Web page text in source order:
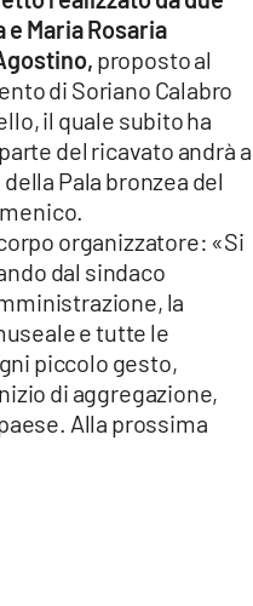
Maria Rosaria
proposto al
di Soriano Calabro
il quale subito ha
del ricavato andrà a
Pala bronzea del
organizzatore: «Si
dal sindaco
la
e tutte le
piccolo gesto,
di aggregazione,
Alla prossima